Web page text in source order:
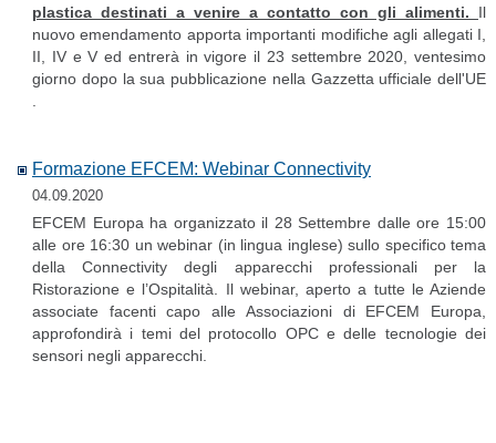
plastica destinati a venire a contatto con gli alimenti. Il
nuovo emendamento apporta importanti modifiche agli allegati I,
II, IV e V ed entrerà in vigore il 23 settembre 2020, ventesimo
giorno dopo la sua pubblicazione nella Gazzetta ufficiale dell'UE
Formazione EFCEM: Webinar Connectivity
04.09.2020
EFCEM Europa ha organizzato il 28 Settembre dalle ore 15:00
alle ore 16:30 un webinar (in lingua inglese) sullo specifico tema
della Connectivity degli apparecchi professionali per la
Ristorazione e l’Ospitalità. Il webinar, aperto a tutte le Aziende
associate facenti capo alle Associazioni di EFCEM Europa,
approfondirà i temi del protocollo OPC e delle tecnologie dei
sensori negli apparecchi.